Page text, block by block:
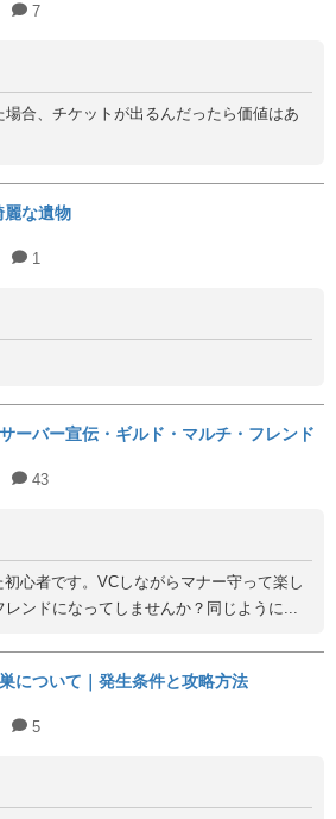
7
合、チケットが出るんだったら価値はあ
麗な遺物
1
ーバー宣伝・ギルド・マルチ・フレンド
43
心者です。VCしながらマナー守って楽し
レンドになってしませんか？同じように...
について｜発生条件と攻略方法
5